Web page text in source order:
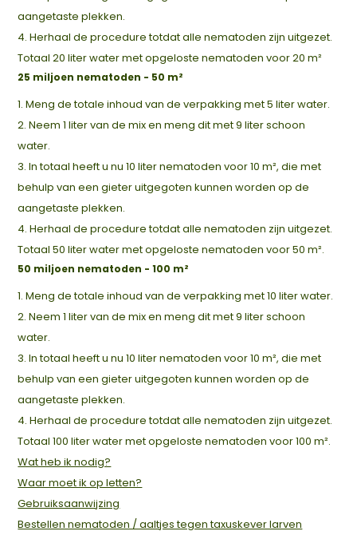
aangetaste plekken.
4. Herhaal de procedure totdat alle nematoden zijn uitgezet.
Totaal 20 liter water met opgeloste nematoden voor 20 m²
25 miljoen nematoden - 50 m²
1. Meng de totale inhoud van de verpakking met 5 liter water.
2. Neem 1 liter van de mix en meng dit met 9 liter schoon
water.
3. In totaal heeft u nu 10 liter nematoden voor 10 m², die met
behulp van een gieter uitgegoten kunnen worden op de
aangetaste plekken.
4. Herhaal de procedure totdat alle nematoden zijn uitgezet.
Totaal 50 liter water met opgeloste nematoden voor 50 m².
50 miljoen nematoden - 100 m²
1. Meng de totale inhoud van de verpakking met 10 liter water.
2. Neem 1 liter van de mix en meng dit met 9 liter schoon
water.
3. In totaal heeft u nu 10 liter nematoden voor 10 m², die met
behulp van een gieter uitgegoten kunnen worden op de
aangetaste plekken.
4. Herhaal de procedure totdat alle nematoden zijn uitgezet.
Totaal 100 liter water met opgeloste nematoden voor 100 m².
Wat heb ik nodig?
Waar moet ik op letten?
Gebruiksaanwijzing
Bestellen nematoden / aaltjes tegen taxuskever larven